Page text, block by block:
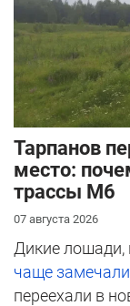
Тарпанов
место:
трассы М6
07 августа 2026
Дикие лошади,
чаще замечали
переехали в